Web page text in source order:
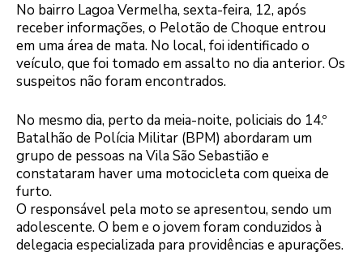
No bairro Lagoa Vermelha, sexta-feira, 12, após
receber informações, o Pelotão de Choque entrou
em uma área de mata. No local, foi identificado o
veículo, que foi tomado em assalto no dia anterior. Os
suspeitos não foram encontrados.
No mesmo dia, perto da meia-noite, policiais do 14.º
Batalhão de Polícia Militar (BPM) abordaram um
grupo de pessoas na Vila São Sebastião e
constataram haver uma motocicleta com queixa de
furto.
O responsável pela moto se apresentou, sendo um
adolescente. O bem e o jovem foram conduzidos à
delegacia especializada para providências e apurações.